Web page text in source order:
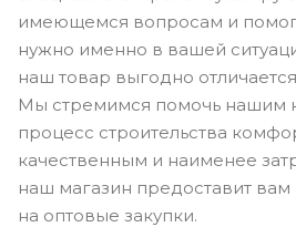
имеющемся вопросам и
нужно именно в вашей
наш товар выгодно
Мы стремимся помочь нашим
процесс строительства
качественным и наименее
наш магазин предоставит
на оптовые закупки.